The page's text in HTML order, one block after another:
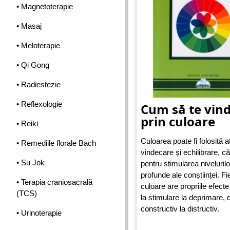
• Magnetoterapie
• Masaj
• Meloterapie
• Qi Gong
• Radiestezie
• Reflexologie
• Reiki
• Remediile florale Bach
• Su Jok
• Terapia craniosacrală
(TCS)
• Urinoterapie
Cum să te
prin culoare
Culoarea poate fi folosită
vindecare și echilibrare,
pentru stimularea
profunde ale conștiinței.
culoare are propriile
la stimulare la deprimare,
constructiv la distructiv.